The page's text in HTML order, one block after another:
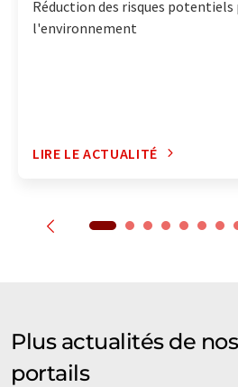
Réduction des risques
l'environnement
LIRE LE ACTUALITÉ
Plus actualités de
portails